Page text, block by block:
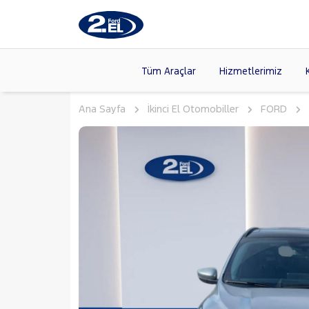
Tüm Araçlar Hizmetlerimiz
Markalar > FORD
Ana Sayfa İkinci El Otomobiller FORD